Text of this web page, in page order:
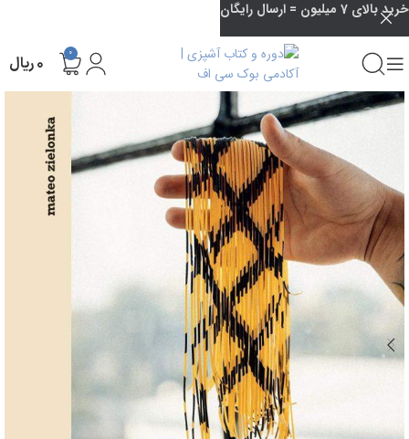
0 ۰ریال
خرید بالای 7 میلیون = ارسال رایگان